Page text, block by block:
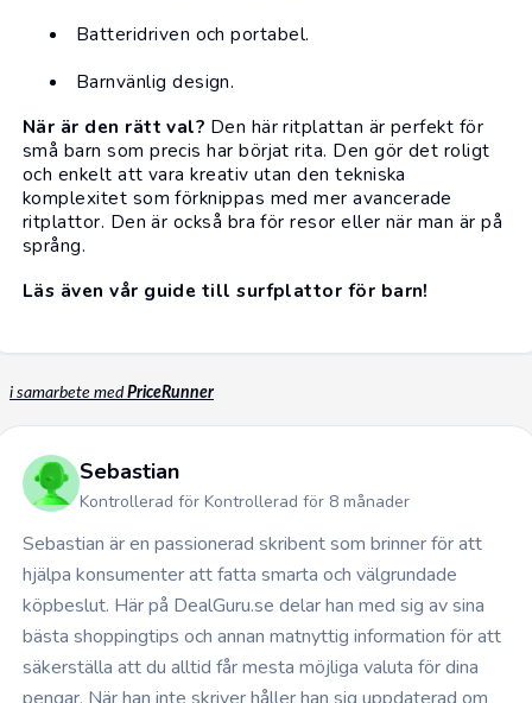
Batteridriven och portabel.
Barnvänlig design.
När är den rätt val? Den här ritplattan är perfekt för
små barn som precis har börjat rita. Den gör det roligt
och enkelt att vara kreativ utan den tekniska
komplexitet som förknippas med mer avancerade
ritplattor. Den är också bra för resor eller när man är på
språng.
Läs även vår guide till surfplattor för barn!
i samarbete medPriceRunner
Sebastian
Kontrollerad för Kontrollerad för 8 månader
Sebastian är en passionerad skribent som brinner för att
hjälpa konsumenter att fatta smarta och välgrundade
köpbeslut. Här på DealGuru.se delar han med sig av sina
bästa shoppingtips och annan matnyttig information för att
säkerställa att du alltid får mesta möjliga valuta för dina
pengar. När han inte skriver håller han sig uppdaterad om